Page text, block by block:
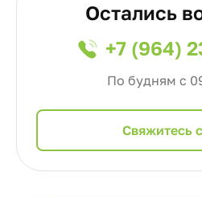
Остались
+7 (964)
По будням с
Cвяжитесь